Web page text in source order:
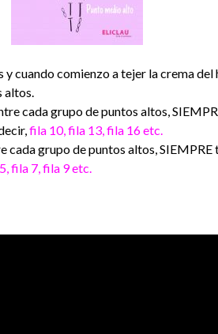
cuando comienzo a tejer la crema del
altos.
cada grupo de puntos altos,
fila 10, fila 13, fila 16 etc.
cada grupo de puntos altos,
fila 7, fila 9 etc.